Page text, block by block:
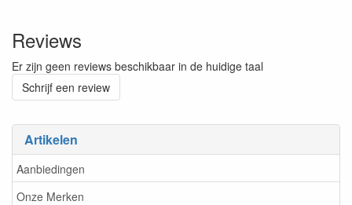
Artikelen
Aanbiedingen
Onze Merken
Reviews
Er zijn geen reviews beschikbaar in de huidige taal
Schrijf een review